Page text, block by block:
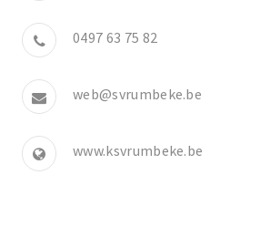
0497 63 75 82
web@svrumbeke.be
www.ksvrumbeke.be